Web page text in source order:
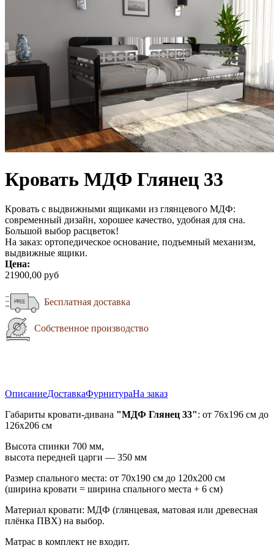
Кровать МДФ Глянец 33
Кровать с выдвижными ящиками из глянцевого МДФ:
современный дизайн, хорошее качество, удобная для сна.
Большой выбор расцветок!
На заказ: ортопедическое основание, подъемный механизм,
выдвижные ящики.
Цена:
21900,00 руб
Бесплатная доставка
Собственное производство
ОписаниеДоставкаФурнитураНа заказ
Габариты кровати-дивана "МДФ Глянец 33": от 76х196 см до
126х206 см
Высота спинки 700 мм,
высота передней царги — 350 мм
Размер спального места: от 70х190 см до 120х200 см
(ширина кровати = ширина спального места + 6 см)
Материал кровати: МДФ (глянцевая, матовая или древесная
плёнка ПВХ) на выбор.
Матрас в комплект не входит.